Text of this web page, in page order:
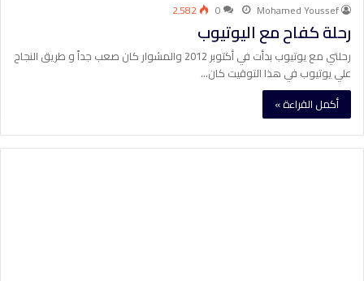
Mohamed Youssef
0 2٬582
رحلة كفاح مع اليوتيوب
رحلتي مع يوتيوب بدأت في أكتوبر 2012 والمشوار كان صعب جداً و طريق النجاح
علي يوتيوب في هذا التوقيت كان…
أكمل القراءة »